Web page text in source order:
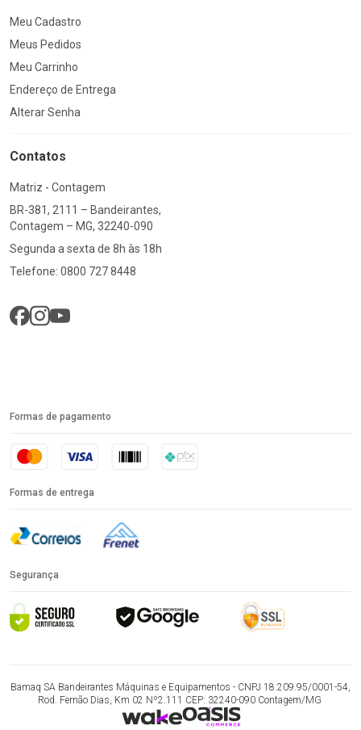
Meu Cadastro
Meus Pedidos
Meu Carrinho
Endereço de Entrega
Alterar Senha
Contatos
Matriz - Contagem
BR-381, 2111 – Bandeirantes,
Contagem – MG, 32240-090
Segunda a sexta de 8h às 18h
Telefone: 0800 727 8448
Formas de pagamento
Formas de entrega
Segurança
Bamaq SA Bandeirantes Máquinas e Equipamentos - CNPJ 18.209.95/0001-54,
Rod. Fernão Dias, Km 02 Nº2.111 CEP: 32240-090 Contagem/MG